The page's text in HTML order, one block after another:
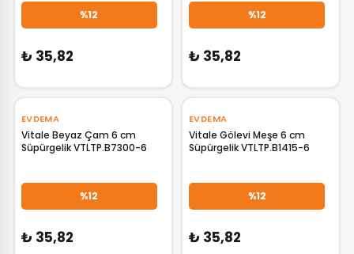
%12
₺ 35,82
%12
₺ 35,82
EVDEMA
Vitale Beyaz Çam 6 cm
Süpürgelik VTLTP.B7300-6
%12
₺ 35,82
EVDEMA
Vitale Gölevi Meşe 6 cm
Süpürgelik VTLTP.B1415-6
%12
₺ 35,82